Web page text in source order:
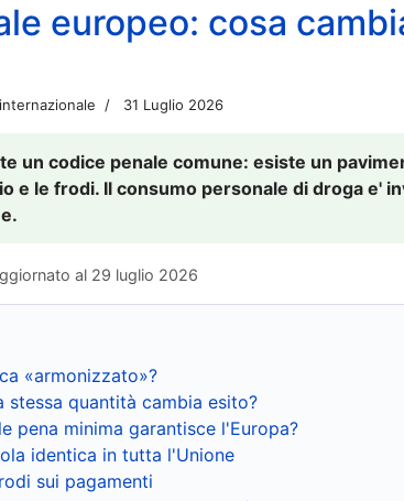
europeo: cosa
31 Luglio 2026
un codice penale comune: esiste un
e le frodi. Il consumo personale di droga e'
al 29 luglio 2026
«armonizzato»?
stessa quantità cambia esito?
pena minima garantisce l'Europa?
identica in tutta l'Unione
sui pagamenti